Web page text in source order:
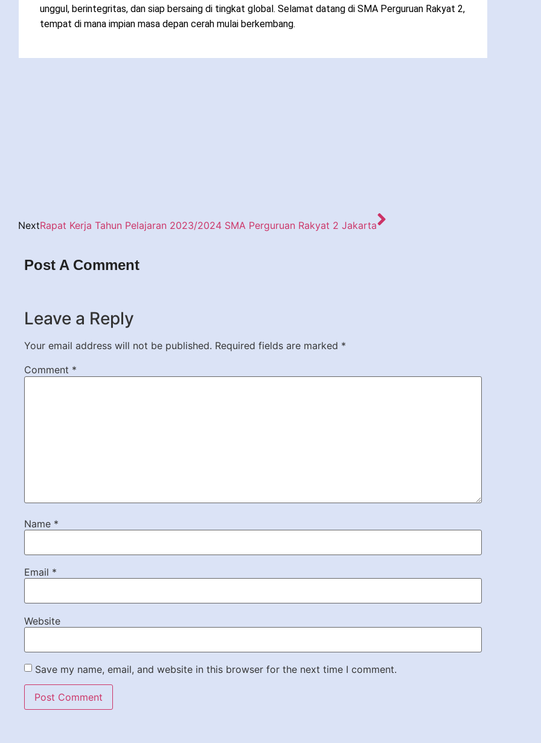
unggul, berintegritas, dan siap bersaing di tingkat global. Selamat datang di SMA Perguruan Rakyat 2,
tempat di mana impian masa depan cerah mulai berkembang.
NextRapat Kerja Tahun Pelajaran 2023/2024 SMA Perguruan Rakyat 2 Jakarta
Post A Comment
Leave a Reply
Your email address will not be published. Required fields are marked *
Comment *
Name *
Email *
Website
Save my name, email, and website in this browser for the next time I comment.